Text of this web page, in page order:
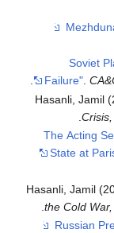
"Soviet
Failure".
.
Hasanli, Jamil
"The Acting
State at
Hasanli, Jamil
the Cold